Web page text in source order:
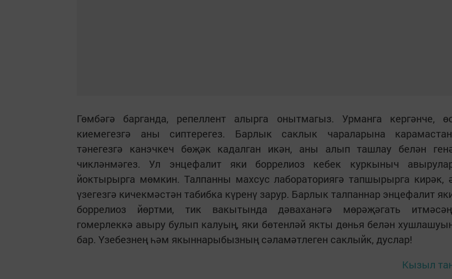
Гөмбәгә барганда, репеллент алырга онытмагыз. Урманга кергәнче,
киемегезгә аны сиптерегез. Барлык саклык чараларына
тәнегезгә канэчкеч бөҗәк кадалган икән, аны алып ташлау белән
чикләнмәгез. Ул энцефалит яки боррелиоз кебек куркыныч
йоктырырга мөмкин. Талпанны махсус лабораториягә тапшырырга кирәк,
үзегезгә кичекмәстән табибка күренү зарур. Барлык талпаннар энцефалит
боррелиоз йөртми, тик вакытында дәваханәгә мөрәҗәгать
гомерлеккә авыру булып калуың, яки бөтенләй якты дөнья белән
бар. Үзебезнең һәм якыннарыбызның сәламәтлеген саклыйк, дуслар!
Кызыл